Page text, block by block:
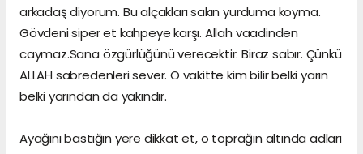
arkadaş diyorum. Bu alçakları sakın yurduma koyma.
Gövdeni siper et kahpeye karşı. Allah vaadinden
caymaz.Sana özgürlüğünü verecektir. Biraz sabır. Çünkü
ALLAH sabredenleri sever. O vakitte kim bilir belki yarın
belki yarından da yakındır.
Ayağını bastığın yere dikkat et, o toprağın altında adları